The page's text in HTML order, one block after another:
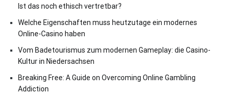
Ist das noch ethisch vertretbar?
Welche Eigenschaften muss heutzutage ein modernes
Online-Casino haben
Vom Badetourismus zum modernen Gameplay: die Casino-
Kultur in Niedersachsen
Breaking Free: A Guide on Overcoming Online Gambling
Addiction